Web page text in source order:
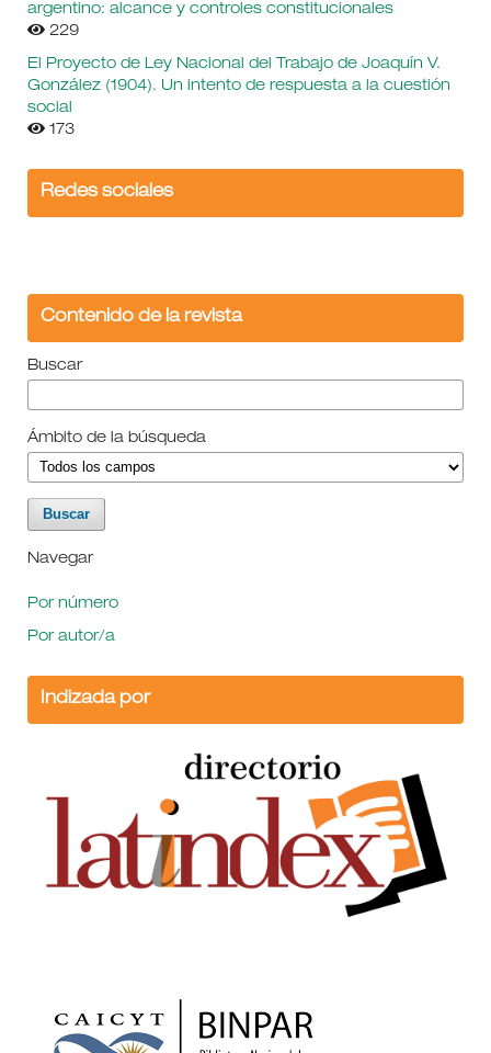
argentino: alcance y controles constitucionales
229
El Proyecto de Ley Nacional del Trabajo de Joaquín V.
González (1904). Un intento de respuesta a la cuestión
social
173
Redes sociales
Contenido de la revista
Buscar
Ámbito de la búsqueda
Navegar
Por número
Por autor/a
Indizada por